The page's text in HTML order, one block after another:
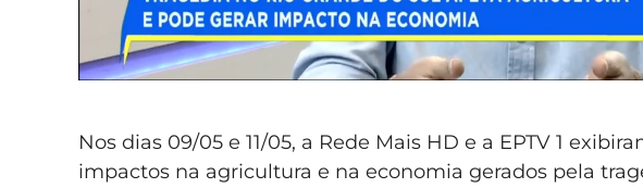
Nos dias 09/05 e 11/05, a Rede Mais HD e a EPTV 1
impactos na agricultura e na economia gerados pela